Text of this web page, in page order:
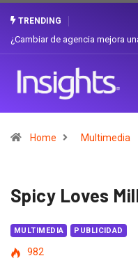
TRENDING
Gabriela Herrera y el arte de
Home Multimedia
Spicy Loves
MULTIMEDIA PUBLICIDAD
982